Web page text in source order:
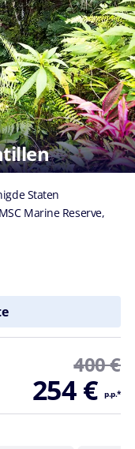
Staten
Marine Reserve,
400 €
254 € p.p.*